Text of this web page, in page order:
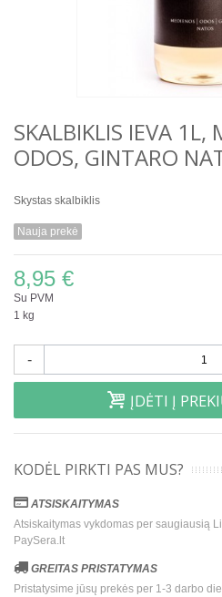
SKALBIKLIS IEVA 1L,
ODOS, GINTARO
Skystas skalbiklis
Nauja prekė
8,95 €
Su PVM
1 kg
-
ĮDĖTI Į
KODĖL PIRKTI PAS MUS?
ATSISKAITYMAS
Atsiskaitymas vykdomas per saugiausią
PaySera.lt
GREITAS PRISTATYMAS
Pristatysime jūsų prekės per 1-3 darbo